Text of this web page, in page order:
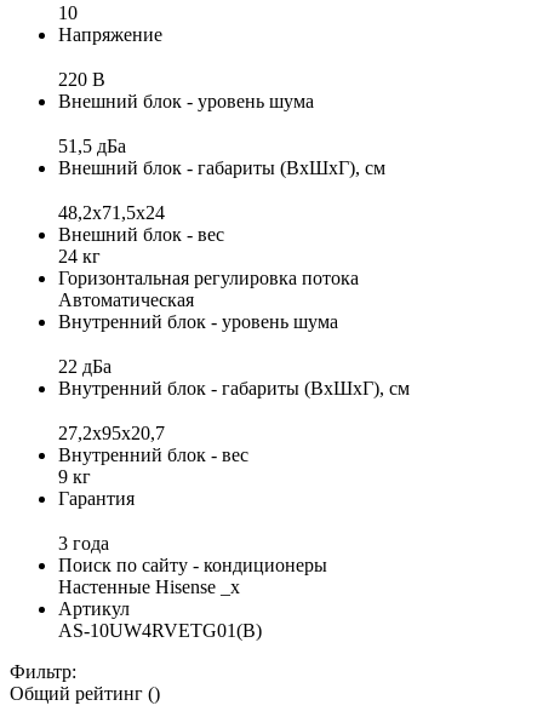
10
Напряжение
220 В
Внешний блок - уровень шума
51,5 дБа
Внешний блок - габариты (ВхШхГ), см
48,2х71,5х24
Внешний блок - вес
24 кг
Горизонтальная регулировка потока
Автоматическая
Внутренний блок - уровень шума
22 дБа
Внутренний блок - габариты (ВхШхГ), см
27,2х95х20,7
Внутренний блок - вес
9 кг
Гарантия
3 года
Поиск по сайту - кондиционеры
Настенные Hisense _x
Артикул
AS-10UW4RVETG01(B)
Фильтр:
Общий рейтинг ()